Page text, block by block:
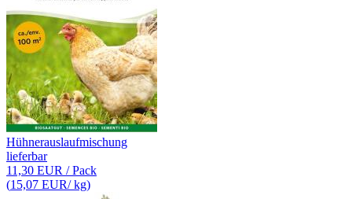
Hühnerauslaufmischung
lieferbar
11,30 EUR / Pack
(15,07 EUR/ kg)